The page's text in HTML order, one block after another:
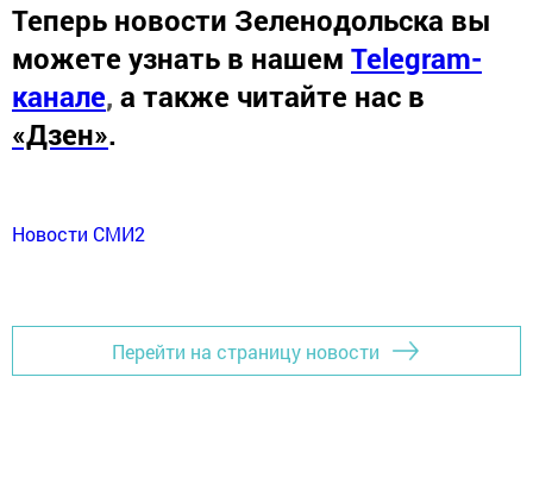
Теперь новости Зеленодольска вы
можете узнать в нашем Telegram-
канале, а также читайте нас в
«Дзен».
Новости СМИ2
Перейти на страницу новости